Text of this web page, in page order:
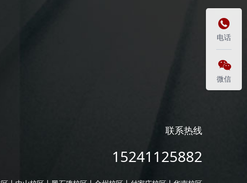
联系热线
15241125882

电话

微信